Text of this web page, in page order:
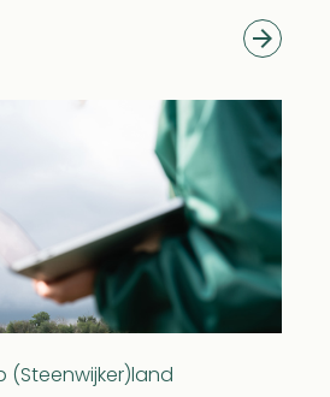
(Steenwijker)land